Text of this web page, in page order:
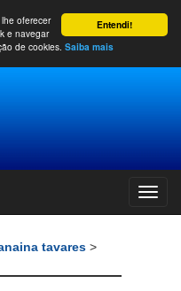
Entendi!
oferecer
e navegar
de cookies. Saiba mais
tavares >